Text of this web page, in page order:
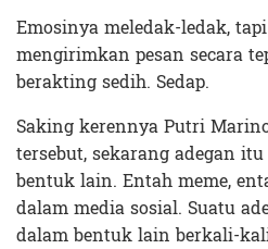
Emosinya meledak-ledak,
mengirimkan pesan secara
berakting sedih. Sedap.
Saking kerennya Putri
tersebut, sekarang adegan
bentuk lain. Entah meme,
dalam media sosial. Suatu
dalam bentuk lain berkali-